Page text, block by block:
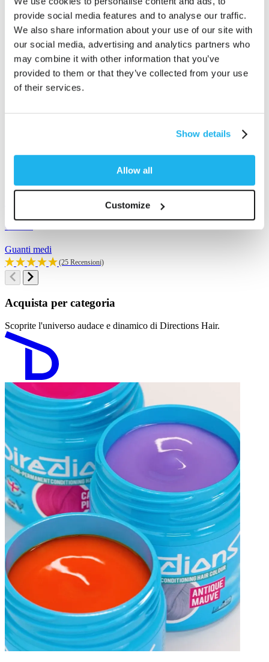
provide social media features and to analyse our traffic.
We also share information about your use of our site with
our social media, advertising and analytics partners who
may combine it with other information that you’ve
provided to them or that they’ve collected from your use
of their services.
Show details
Allow all
Customize
Guanti
Guanti medi
(25 Recensioni)
Acquista per categoria
Scoprite l'universo audace e dinamico di Directions Hair.